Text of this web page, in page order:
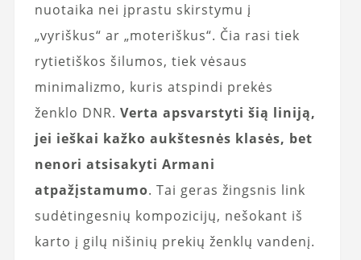
nuotaika nei įprastu skirstymu į
„vyriškus“ ar „moteriškus“. Čia rasi tiek
rytietiškos šilumos, tiek vėsaus
minimalizmo, kuris atspindi prekės
ženklo DNR. Verta apsvarstyti šią liniją,
jei ieškai kažko aukštesnės klasės, bet
nenori atsisakyti Armani
atpažįstamumo. Tai geras žingsnis link
sudėtingesnių kompozicijų, nešokant iš
karto į gilų nišinių prekių ženklų vandenį.